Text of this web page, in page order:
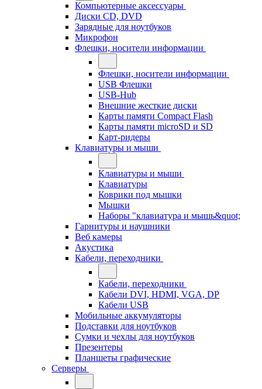
Компьютерные аксессуары
Диски CD, DVD
Зарядные для ноутбуков
Микрофон
Флешки, носители информации
Флешки, носители информации
USB Флешки
USB-Hub
Внешние жесткие диски
Карты памяти Compact Flash
Карты памяти microSD и SD
Карт-ридеры
Клавиатуры и мыши
Клавиатуры и мыши
Клавиатуры
Коврики под мышки
Мышки
Наборы "клавиатура и мышь&quot;
Гарнитуры и наушники
Веб камеры
Акустика
Кабели, переходники
Кабели, переходники
Кабели DVI, HDMI, VGA, DP
Кабели USB
Мобильные аккумуляторы
Подставки для ноутбуков
Сумки и чехлы для ноутбуков
Презентеры
Планшеты графические
Серверы